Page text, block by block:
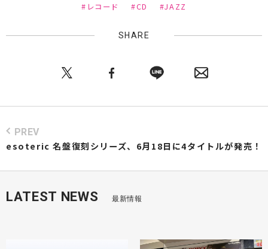
#レコード #CD #JAZZ
SHARE
PREV
esoteric 名盤復刻シリーズ、6月18日に4タイトルが発売！
LATEST NEWS 最新情報